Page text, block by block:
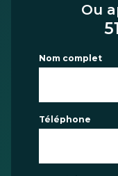
Ou
Nom complet
Téléphone